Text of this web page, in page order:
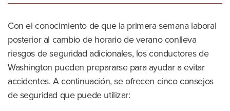
Con el conocimiento de que la primera semana laboral
posterior al cambio de horario de verano conlleva
riesgos de seguridad adicionales, los conductores de
Washington pueden prepararse para ayudar a evitar
accidentes. A continuación, se ofrecen cinco consejos
de seguridad que puede utilizar: